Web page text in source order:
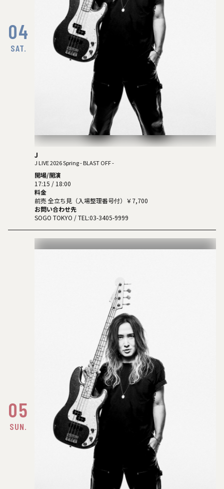
04
SAT.
J
J LIVE 2026 Spring - BLAST OFF -
開場/開演
17:15 / 18:00
料金
前売 全立ち見（入場整理番号付）￥7,700
お問い合わせ先
SOGO TOKYO / TEL:03-3405-9999
05
SUN.